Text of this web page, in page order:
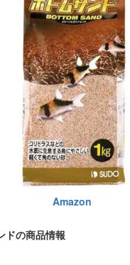
Amazon
ドの商品情報